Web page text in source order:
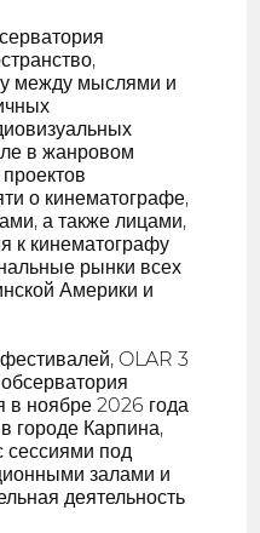
между мыслями и
в жанровом
о кинематографе,
а также лицами,
к кинематографу
рынки всех
Америки и
OLAR 3
в ноябре 2026 года
городе Карпина,
сессиями под
залами и
деятельность